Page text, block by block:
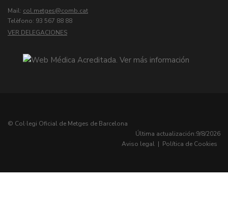
Mail: col.metges
Telèfono: 93 567 88 88
VER DELEGACIONES
© Col·legi Oficial de Metges de Barcelona
Última actualización:9/8/2026
Aviso legal | Política de Cookies